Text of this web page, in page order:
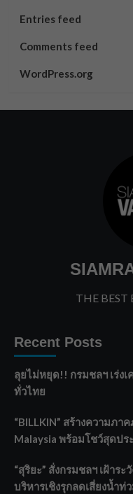
Entries feed
Comments feed
WordPress.org
THE
Recent Posts
ลุยไม่หยุด!! กรมชลฯ เร่ง
ทั่วไทย
“BILLKIN” สร้างความภ
Malaysia พร้อมโชว์สุดปร
“สุริยะ” สั่งกรมชลฯ เฝ้าร
บริหารเชิงรุกลดเสี่ยงน้ำท่